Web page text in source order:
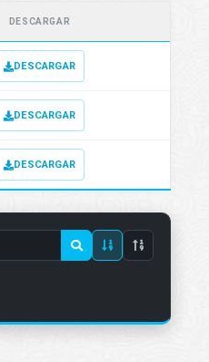
DESCARGAR
DESCARGAR
DESCARGAR
DESCARGAR